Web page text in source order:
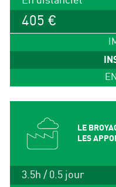
405 €
LE
LES
3.5h / 0.5 jour